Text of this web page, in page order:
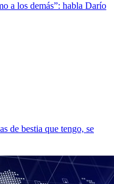
a los demás”: habla Darío
de bestia que tengo, se